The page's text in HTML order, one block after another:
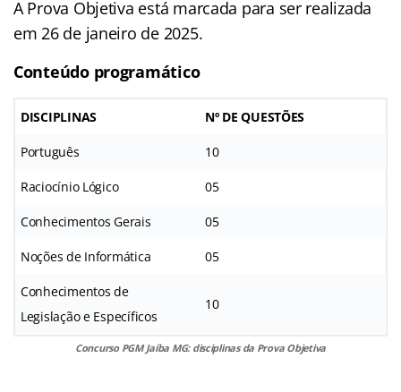
A Prova Objetiva está marcada para ser realizada
em 26 de janeiro de 2025.
Conteúdo programático
DISCIPLINAS Nº DE QUESTÕES
Português 10
Raciocínio Lógico 05
Conhecimentos Gerais 05
Noções de Informática 05
Conhecimentos de
Legislação e Específicos
10
Concurso PGM Jaíba MG: disciplinas da Prova Objetiva